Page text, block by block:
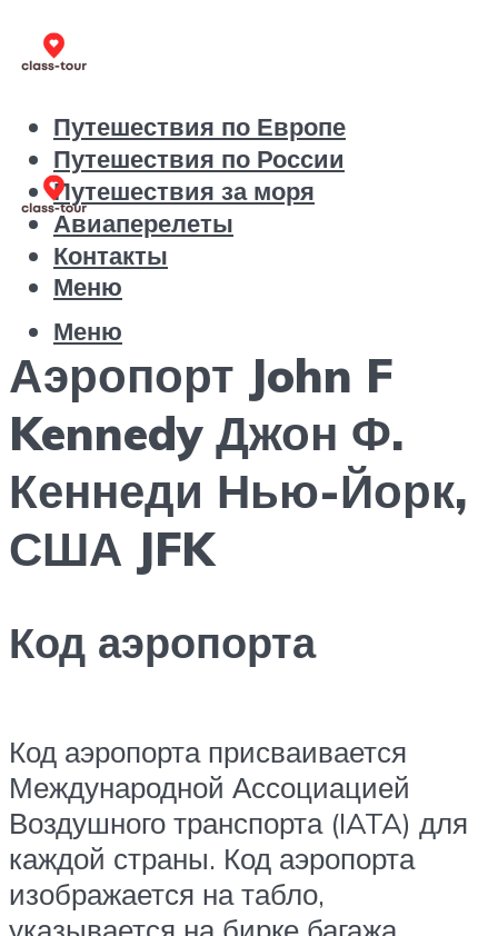
Путешествия по Европе
Путешествия по России
Путешествия за моря
Авиаперелеты
Контакты
Меню
Меню
Аэропорт John F
Kennedy Джон Ф.
Кеннеди Нью-Йорк,
США JFK
Код аэропорта
Код аэропорта присваивается
Международной Ассоциацией
Воздушного транспорта (IATA) для
каждой страны. Код аэропорта
изображается на табло,